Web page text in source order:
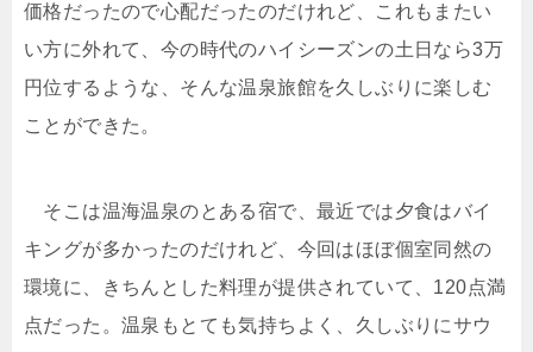
価格だったので心配だったのだけれど、これもまたい
い方に外れて、今の時代のハイシーズンの土日なら3万
円位するような、そんな温泉旅館を久しぶりに楽しむ
ことができた。
そこは温海温泉のとある宿で、最近では夕食はバイ
キングが多かったのだけれど、今回はほぼ個室同然の
環境に、きちんとした料理が提供されていて、120点満
点だった。温泉もとても気持ちよく、久しぶりにサウ